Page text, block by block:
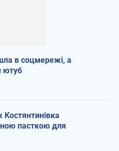
в соцмережі, а
ютуб
Костянтинівка
пасткою для